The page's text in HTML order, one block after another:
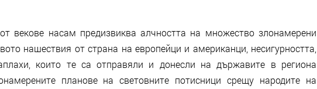
от векове насам предизвиква алчността на множество злонамерени
нашествия от страна на европейци и американци, несигурността,
които те са отправяли и донесли на държавите в региона
планове на световните потисници срещу народите на